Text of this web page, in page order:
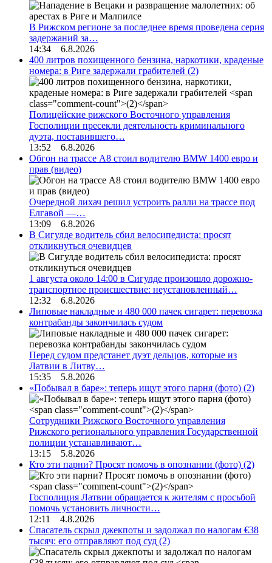
В Рижском регионе за последнее время проведена серия
задержаний за…
14:34 6.8.2026
400 литров похищенного бензина, наркотики, краденые
номера: в Риге задержали грабителей (2)
Полицейские рижского Восточного управления
Госполиции пресекли деятельность криминального
дуэта, поставившего…
13:52 6.8.2026
Обгон на трассе А8 стоил водителю BMW 1400 евро и
прав (видео)
Очередной лихач решил устроить ралли на трассе под
Елгавой —…
13:09 6.8.2026
В Сигулде водитель сбил велосипедиста: просят
откликнуться очевидцев
1 августа около 14:00 в Сигулде произошло дорожно-
транспортное происшествие: неустановленный…
12:32 6.8.2026
Липовые накладные и 480 000 пачек сигарет: перевозка
контрабанды закончилась судом
Перед судом предстанет дуэт дельцов, которые из
Латвии в Литву…
15:35 5.8.2026
«Побывал в баре»: теперь ищут этого парня (фото) (2)
Сотрудники Рижского Восточного управления
Рижского регионального управления Государственной
полиции устанавливают…
13:15 5.8.2026
Кто эти парни? Просят помочь в опознании (фото) (2)
Госполиция Латвии обращается к жителям с просьбой
помочь установить личности…
12:11 4.8.2026
Спасатель скрыл джекпоты и задолжал по налогам €38
тысяч: его отправляют под суд (2)